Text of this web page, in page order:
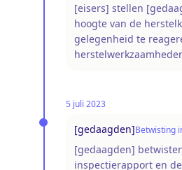
[eisers] stellen
hoogte van de
gelegenheid te
5 juli 2023
[gedaagden]Betwisting
[gedaagden]
inspectierapport en